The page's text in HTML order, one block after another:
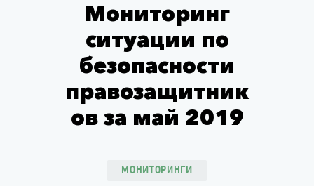
Мониторинг
ситуации по
безопасности
правозащитник
ов за май 2019
МОНИТОРИНГИ